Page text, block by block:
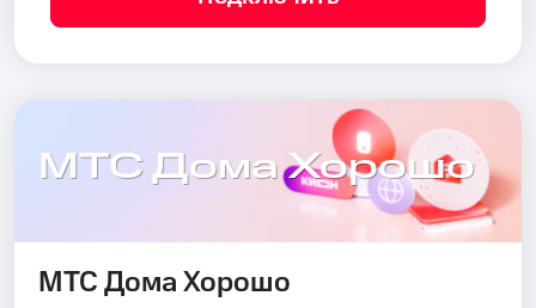
МТС Дома Хорошо
МТС Дома Хорошо